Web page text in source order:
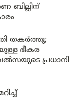
ബില്ലിന്
തകർത്തു;
ഭീകര
പ്രധാനി